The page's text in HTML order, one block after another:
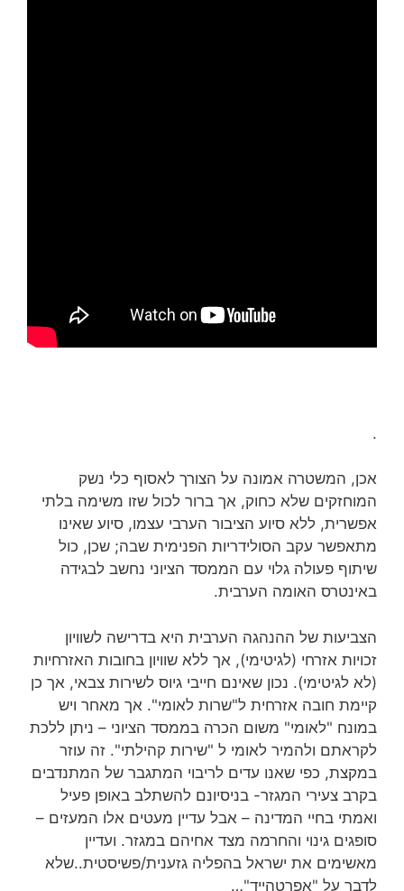
.
אכן, המשטרה אמונה על הצורך לאסוף כלי נשק
המוחזקים שלא כחוק, אך ברור לכול שזו משימה בלתי
אפשרית, ללא סיוע הציבור הערבי עצמו, סיוע שאינו
מתאפשר עקב הסולידריות הפנימית שבה; שכן, כול
שיתוף פעולה גלוי עם הממסד הציוני נחשב לבגידה
באינטרס האומה הערבית.
הצביעות של ההנהגה הערבית היא בדרישה לשוויון
זכויות אזרחי (לגיטימי), אך ללא שוויון בחובות האזרחיות
(לא לגיטימי). נכון שאינם חייבי גיוס לשירות צבאי, אך כן
קיימת חובה אזרחית ל"שרות לאומי". אך מאחר ויש
במונח "לאומי" משום הכרה בממסד הציוני – ניתן ללכת
לקראתם ולהמיר לאומי ל "שירות קהילתי". זה עוזר
במקצת, כפי שאנו עדים לריבוי המתגבר של המתנדבים
בקרב צעירי המגזר- בניסיונם להשתלב באופן פעיל
ואמתי בחיי המדינה – אבל עדיין מעטים אלו המעזים –
סופגים גינוי והחרמה מצד אחיהם במגזר. ועדיין
מאשימים את ישראל בהפליה גזענית/פשיסטית..שלא
לדבר על "אפרטהייד"…